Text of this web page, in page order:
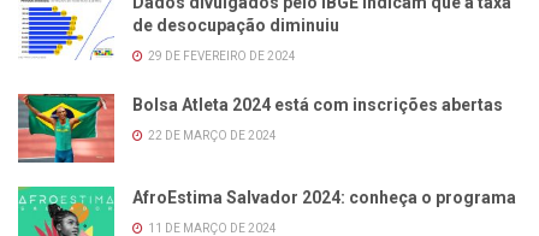
de desocupação diminuiu
29 DE FEVEREIRO DE 2024
Bolsa Atleta 2024 está com inscrições abertas
22 DE MARÇO DE 2024
AfroEstima Salvador 2024: conheça o programa
11 DE MARÇO DE 2024